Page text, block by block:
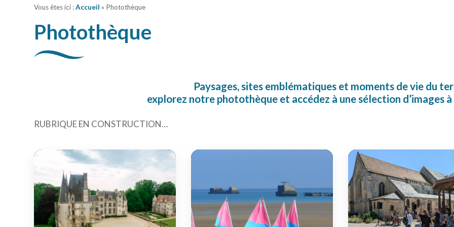
Vous êtes ici :Accueil » Photothèque
Photothèque
Paysages, sites emblématiques et moments de vie du
explorez notre photothèque et accédez à une sélection d’images
RUBRIQUE EN CONSTRUCTION…